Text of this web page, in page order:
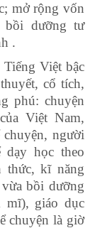
mở rộng vốn
bồi dưỡng tư
.
Việt bậc
cổ tích,
phú: chuyện
Việt Nam,
người
học theo
thức, kĩ năng
bồi dưỡng
mĩ), giáo dục
chuyện là giờ